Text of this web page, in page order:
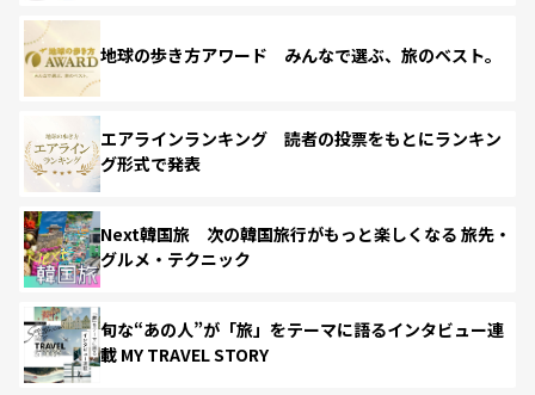
地球の歩き方アワード みんなで選ぶ、旅のベスト。
エアラインランキング 読者の投票をもとにランキン
グ形式で発表
Next韓国旅 次の韓国旅行がもっと楽しくなる 旅先・
グルメ・テクニック
旬な“あの人”が「旅」をテーマに語るインタビュー連
載 MY TRAVEL STORY